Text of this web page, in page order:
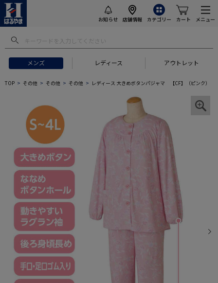
お知らせ 店舗情報 カテゴリー カート メニュー
メンズ レディース アウトレット
TOP その他 その他 その他 レディース 大きめボタンパジャマ 【CF】（ピンク）